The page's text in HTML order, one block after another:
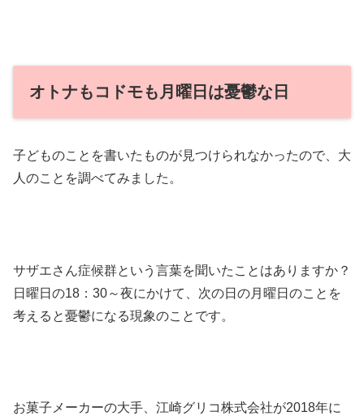
オトナもコドモも月曜日は憂鬱な日
子どものことを書いたものが見つけられなかったので、大
人のことを調べてみました。
サザエさん症候群という言葉を聞いたことはありますか？
日曜日の18：30～夜にかけて、次の日の月曜日のことを
考えると憂鬱になる現象のことです。
お菓子メーカーの大手、江崎グリコ株式会社が2018年に